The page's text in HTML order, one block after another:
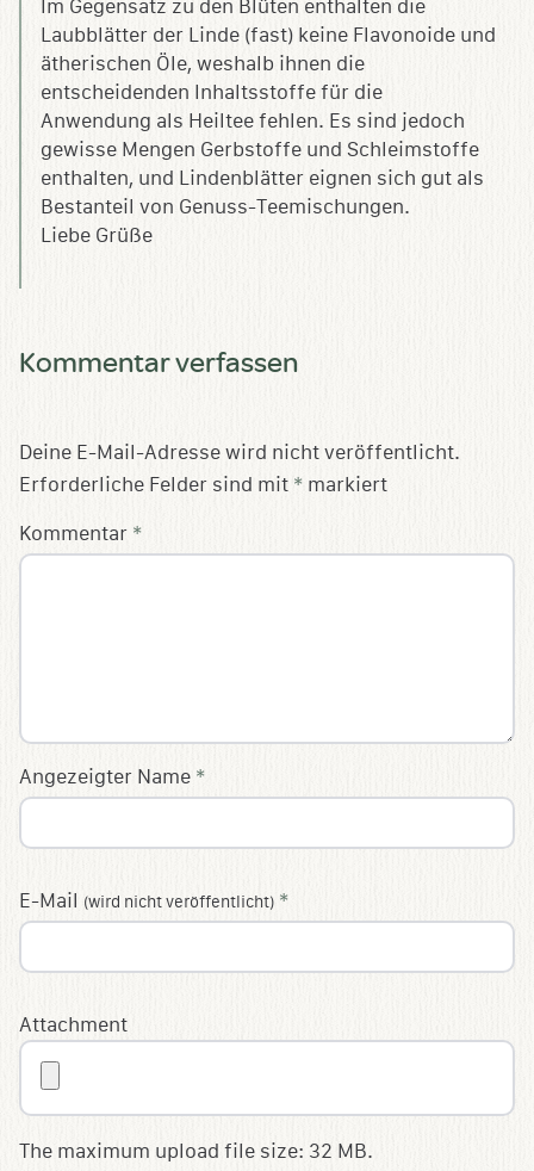
Im Gegensatz zu den Blüten enthalten die
Laubblätter der Linde (fast) keine Flavonoide und
ätherischen Öle, weshalb ihnen die
entscheidenden Inhaltsstoffe für die
Anwendung als Heiltee fehlen. Es sind jedoch
gewisse Mengen Gerbstoffe und Schleimstoffe
enthalten, und Lindenblätter eignen sich gut als
Bestanteil von Genuss-Teemischungen.
Liebe Grüße
Kommentar verfassen
Deine E-Mail-Adresse wird nicht veröffentlicht.
Erforderliche Felder sind mit * markiert
Kommentar *
Angezeigter Name *
E-Mail (wird nicht veröffentlicht) *
Attachment
The maximum upload file size: 32 MB.